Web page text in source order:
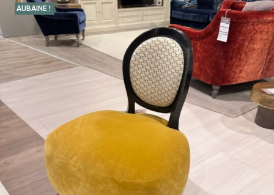
AUBAINE !